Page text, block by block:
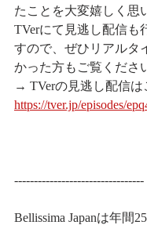
たことを大変嬉しく思
TVerにて見逃し配信も
すので、ぜひリアルタ
かった方もご覧くださ
→ TVerの見逃し配信は
https://tver.jp/episodes/
---------------------------------
Bellissima Japanは年間